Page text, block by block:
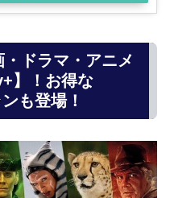
・ドラマ・アニメ
】！お得な
も登場！